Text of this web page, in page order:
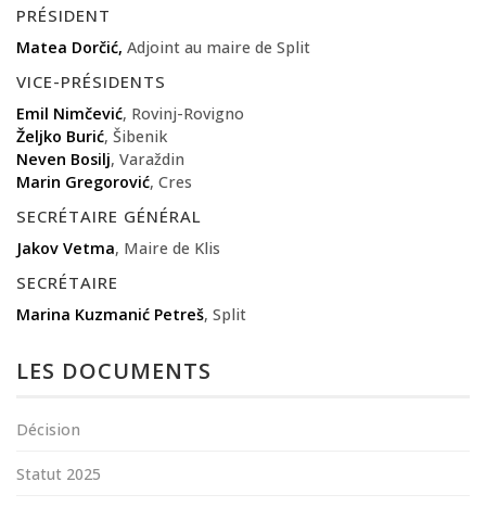
PRÉSIDENT
Matea Dorčić, Adjoint au maire de Split
VICE-PRÉSIDENTS
Emil Nimčević, Rovinj-Rovigno
Željko Burić, Šibenik
Neven Bosilj, Varaždin
Marin Gregorović, Cres
SECRÉTAIRE GÉNÉRAL
Jakov Vetma, Maire de Klis
SECRÉTAIRE
Marina Kuzmanić Petreš, Split
LES DOCUMENTS
Décision
Statut 2025